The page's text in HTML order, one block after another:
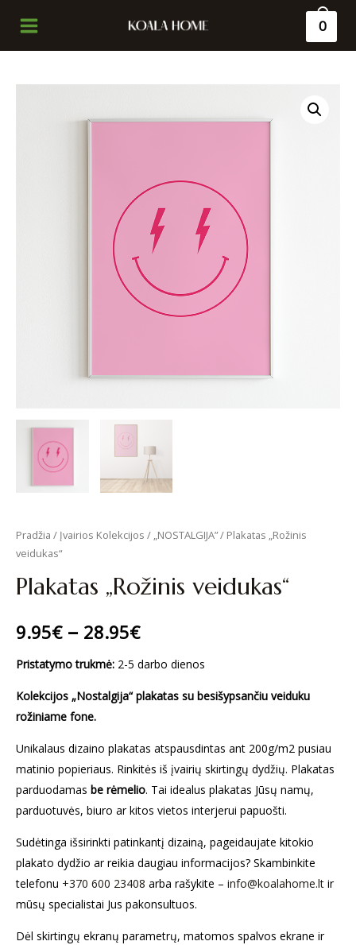
Main
0
Pradžia / Įvairios Kolekcijos / „NOSTALGIJA”/ Plakatas „Rožinis
veidukas“
Plakatas „Rožinis veidukas“
9.95€– 28.95€
Pristatymo trukmė: 2-5 darbo dienos
Kolekcijos „Nostalgija“ plakatas su besišypsančiu veiduku
rožiniame fone.
Unikalaus dizaino plakatas atspausdintas ant 200g/m2 pusiau
matinio popieriaus. Rinkitės iš įvairių skirtingų dydžių. Plakatas
parduodamas be rėmelio. Tai idealus plakatas Jūsų namų,
parduotuvės, biuro ar kitos vietos interjerui papuošti.
Sudėtinga išsirinkti patinkantį dizainą, pageidaujate kitokio
plakato dydžio ar reikia daugiau informacijos? Skambinkite
telefonu +370 600 23408 arba rašykite – info@koalahome.lt ir
mūsų specialistai Jus pakonsultuos.
Dėl skirtingų ekranų parametrų, matomos spalvos ekrane ir